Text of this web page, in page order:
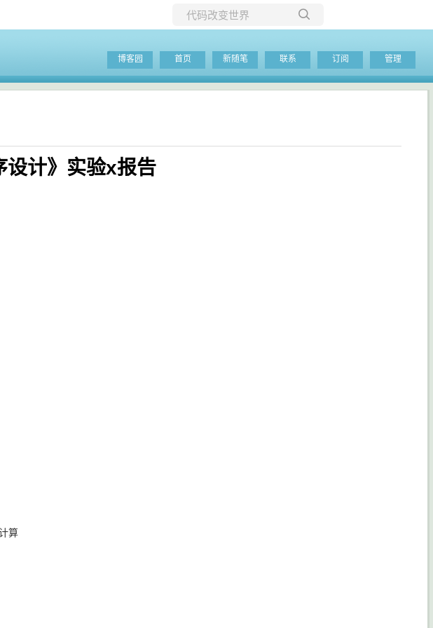
当前博客
博客园 首页 新随笔 联系 订阅 管理
计》实验x报告
算